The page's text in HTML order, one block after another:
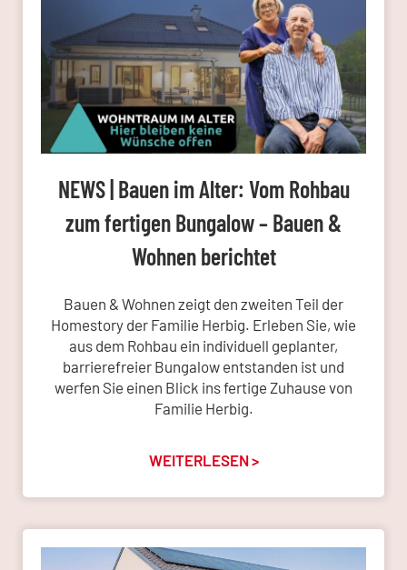
NEWS | Bauen im Alter: Vom Rohbau
zum fertigen Bungalow – Bauen &
Wohnen berichtet
Bauen & Wohnen zeigt den zweiten Teil der
Homestory der Familie Herbig. Erleben Sie, wie
aus dem Rohbau ein individuell geplanter,
barrierefreier Bungalow entstanden ist und
werfen Sie einen Blick ins fertige Zuhause von
Familie Herbig.
WEITERLESEN >